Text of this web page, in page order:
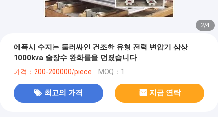
2/4
에폭시 수지는 둘러싸인 건조한 유형 전력 변압기 삼상
1000kva 술장수 완화를을 던졌습니다
가격：200-200000/piece MOQ：1
최고의 가격 지금 연락